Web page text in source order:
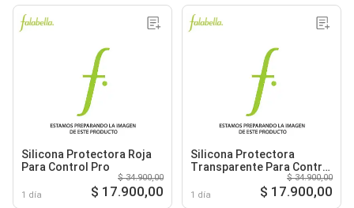
Silicona Protectora Roja
Para Control Pro
1 día
$ 34.900,00
$ 17.900,00
Silicona Protectora
Transparente Para Control
1 día
$ 34.900,00
$ 17.900,00